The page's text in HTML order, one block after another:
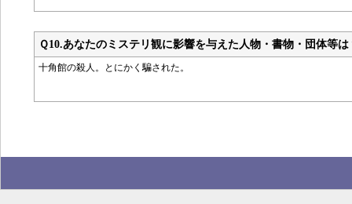
Ｑ10.あなたのミステリ観に影響を与えた人物・書物・団体等は
十角館の殺人。とにかく騙された。